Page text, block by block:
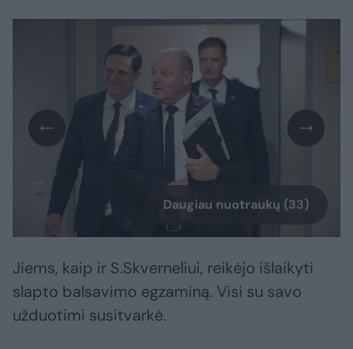
Daugiau nuotraukų (33)
Jiems, kaip ir S.Skverneliui, reikėjo išlaikyti
slapto balsavimo egzaminą. Visi su savo
užduotimi susitvarkė.